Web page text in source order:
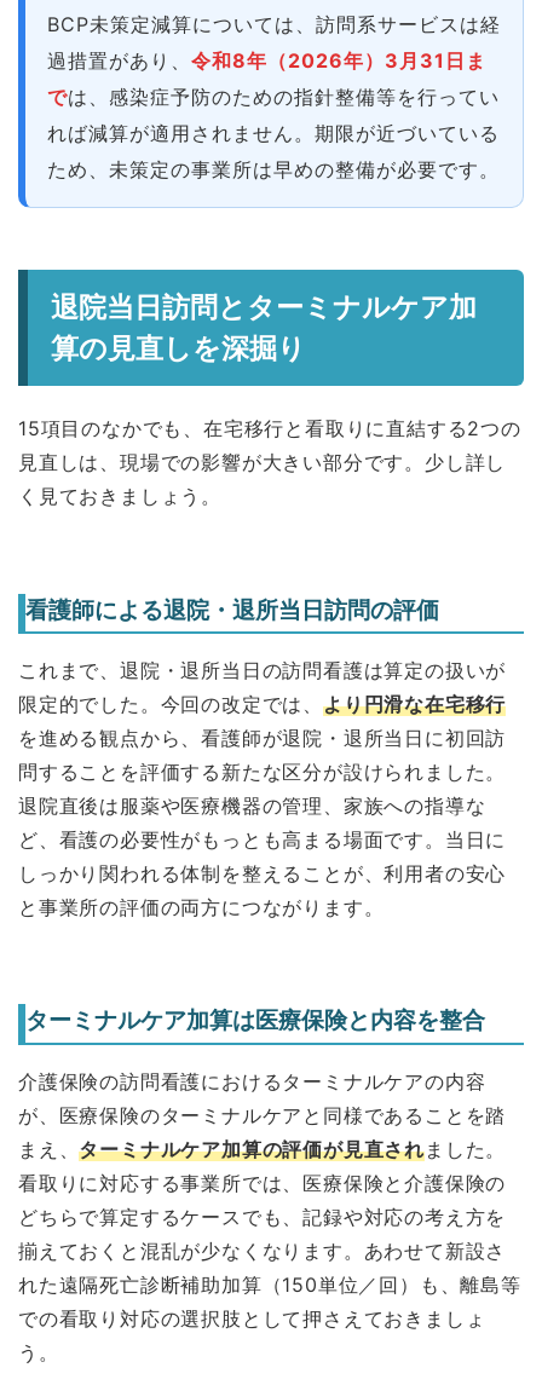
BCP未策定減算については、訪問系サービスは経
過措置があり、 令和8年（2026年）3月31日ま
では、感染症予防のための指針整備等を行ってい
れば減算が適用されません。期限が近づいている
ため、未策定の事業所は早めの整備が必要です。
退院当日訪問とターミナルケア加
算の見直しを深掘り
15項目のなかでも、在宅移行と看取りに直結する2つの
見直しは、現場での影響が大きい部分です。少し詳し
く見ておきましょう。
看護師による退院・退所当日訪問の評価
これまで、退院・退所当日の訪問看護は算定の扱いが
限定的でした。今回の改定では、 より円滑な在宅移行
を進める観点から、看護師が退院・退所当日に初回訪
問することを評価する新たな区分が設けられました。
退院直後は服薬や医療機器の管理、家族への指導な
ど、看護の必要性がもっとも高まる場面です。当日に
しっかり関われる体制を整えることが、利用者の安心
と事業所の評価の両方につながります。
ターミナルケア加算は医療保険と内容を整合
介護保険の訪問看護におけるターミナルケアの内容
が、医療保険のターミナルケアと同様であることを踏
まえ、ターミナルケア加算の評価が見直されました。
看取りに対応する事業所では、医療保険と介護保険の
どちらで算定するケースでも、記録や対応の考え方を
揃えておくと混乱が少なくなります。あわせて新設さ
れた遠隔死亡診断補助加算（150単位／回）も、離島等
での看取り対応の選択肢として押さえておきましょ
う。